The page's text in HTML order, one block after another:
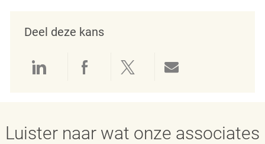
Deel deze kans
Delen via LinkedIn
Delen via Facebook
Delen via twitter
Luister naar wat onze associates